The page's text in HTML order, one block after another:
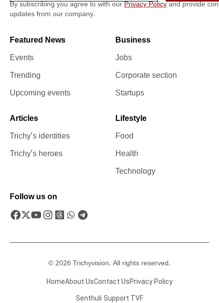
By subscribing you agree to with our Privacy Policy and provide
updates from our company.
Featured News
Events
Trending
Upcoming events
Business
Jobs
Corporate section
Startups
Articles
Trichy’s identities
Trichy’s heroes
Lifestyle
Food
Health
Technology
Follow us on
© 2026 Trichyvision. All rights reserved.
HomeAbout UsContact UsPrivacy Policy
Senthuli Support TVF